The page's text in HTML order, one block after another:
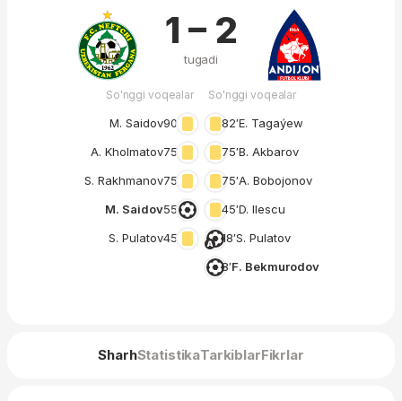
So'nggi voqealar
M. Saidov90′
A. Kholmatov75′
S. Rakhmanov75′
M. Saidov55′
S. Pulatov45′
1 – 2
tugadi
So'nggi voqealar
82′E. Tagaýew
75′B. Akbarov
75′A. Bobojonov
45′D. Ilescu
18′S. Pulatov
8′F. Bekmurodov
SharhStatistikaTarkiblarFikrlar